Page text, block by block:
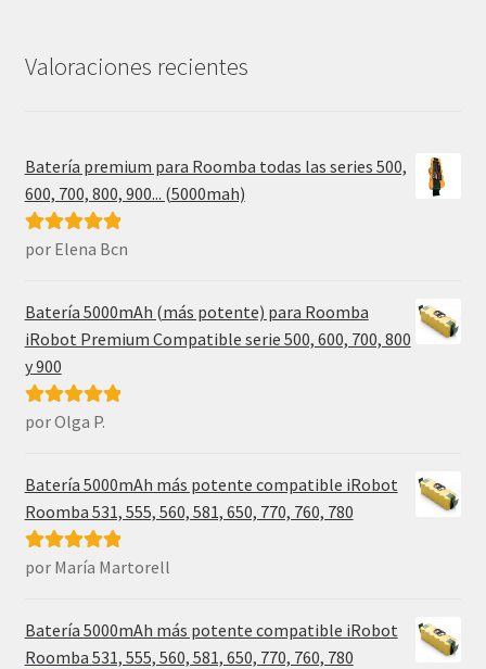
Valoraciones recientes
Batería premium para Roomba todas las series 500,
600, 700, 800, 900... (5000mah)
Valorado con
por Elena Bcn
Batería 5000mAh (más potente) para Roomba
iRobot Premium Compatible serie 500, 600, 700, 800
y 900
Valorado con
por Olga P.
Batería 5000mAh más potente compatible iRobot
Roomba 531, 555, 560, 581, 650, 770, 760, 780
Valorado con
por María Martorell
Batería 5000mAh más potente compatible iRobot
Roomba 531, 555, 560, 581, 650, 770, 760, 780